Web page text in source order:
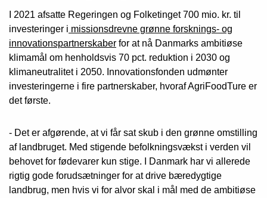
I 2021 afsatte Regeringen og Folketinget 700 mio. kr. til
investeringer i missionsdrevne grønne forsknings- og
innovationspartnerskaber for at nå Danmarks ambitiøse
klimamål om henholdsvis 70 pct. reduktion i 2030 og
klimaneutralitet i 2050. Innovationsfonden udmønter
investeringerne i fire partnerskaber, hvoraf AgriFoodTure er
det første.
- Det er afgørende, at vi får sat skub i den grønne omstilling
af landbruget. Med stigende befolkningsvækst i verden vil
behovet for fødevarer kun stige. I Danmark har vi allerede
rigtig gode forudsætninger for at drive bæredygtige
landbrug, men hvis vi for alvor skal i mål med de ambitiøse